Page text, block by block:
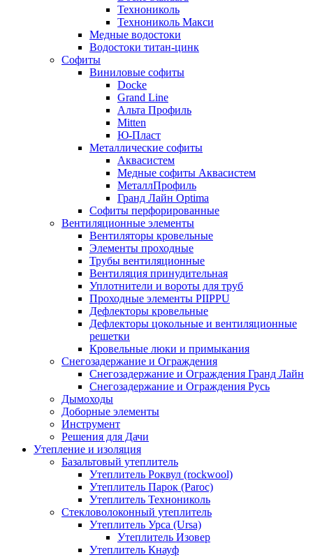
Технониколь
Технониколь Макси
Медные водостоки
Водостоки титан-цинк
Софиты
Виниловые софиты
Docke
Grand Line
Альта Профиль
Mitten
Ю-Пласт
Металлические софиты
Аквасистем
Медные софиты Аквасистем
МеталлПрофиль
Гранд Лайн Optima
Софиты перфорированные
Вентиляционные элементы
Вентиляторы кровельные
Элементы проходные
Трубы вентиляционные
Вентиляция принудительная
Уплотнители и вороты для труб
Проходные элементы PIIPPU
Дефлекторы кровельные
Дефлекторы цокольные и вентиляционные
решетки
Кровельные люки и примыкания
Снегозадержание и Ограждения
Снегозадержание и Ограждения Гранд Лайн
Снегозадержание и Ограждения Русь
Дымоходы
Доборные элементы
Инструмент
Решения для Дачи
Утепление и изоляция
Базальтовый утеплитель
Утеплитель Роквул (rockwool)
Утеплитель Парок (Paroc)
Утеплитель Технониколь
Стекловолоконный утеплитель
Утеплитель Урса (Ursa)
Утеплитель Изовер
Утеплитель Кнауф